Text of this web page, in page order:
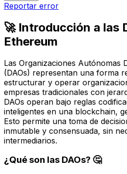
Reportar error
🚀 Introducción a las
Ethereum
Las Organizaciones Autónomas
(DAOs) representan una forma
estructurar y operar
empresas tradicionales con
DAOs operan bajo reglas
inteligentes en una blockchain,
Esto permite una toma de
inmutable y consensuada, sin
intermediarios.
¿Qué son las DAOs? 🤔